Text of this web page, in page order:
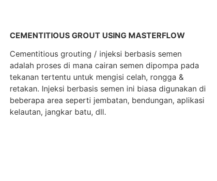
CEMENTITIOUS GROUT USING MASTERFLOW
Cementitious grouting / injeksi berbasis semen
adalah proses di mana cairan semen dipompa pada
tekanan tertentu untuk mengisi celah, rongga &
retakan. Injeksi berbasis semen ini biasa digunakan di
beberapa area seperti jembatan, bendungan, aplikasi
kelautan, jangkar batu, dll.